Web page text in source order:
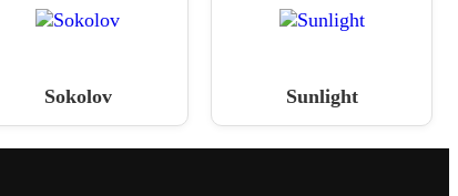
Sokolov Sunlight